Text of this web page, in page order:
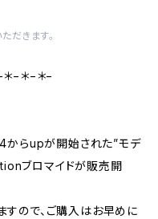
だきます。
−＊−＊−
からupが開始された”モデ
ブロマイドが販売開
すので、ご購入はお早めに